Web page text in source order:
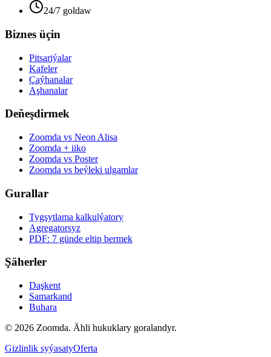
24/7 goldaw
Biznes üçin
Pitsariýalar
Kafeler
Çaýhanalar
Aşhanalar
Deňeşdirmek
Zoomda vs Neon Alisa
Zoomda + iiko
Zoomda vs Poster
Zoomda vs beýleki ulgamlar
Gurallar
Tygşytlama kalkulýatory
Agregatorsyz
PDF: 7 günde eltip bermek
Şäherler
Daşkent
Samarkand
Buhara
© 2026 Zoomda. Ähli hukuklary goralandyr.
Gizlinlik syýasatyOferta